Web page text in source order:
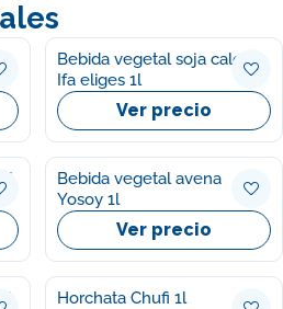
Bebida vegetal soja calcio
Ifa eliges 1l
Ver precio
Bebida vegetal avena
Yosoy 1l
Ver precio
Horchata Chufi 1l